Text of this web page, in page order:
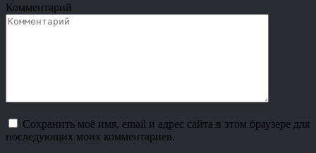
Комментарий
Сохранить моё имя, email и адрес сайта в этом браузере для
последующих моих комментариев.